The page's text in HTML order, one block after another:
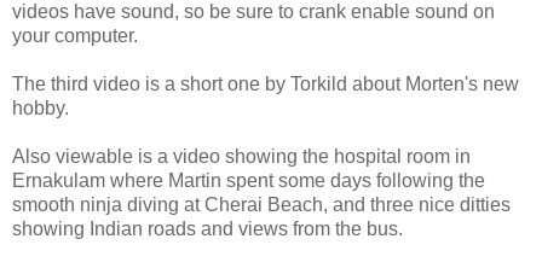
videos have sound, so be sure to crank enable sound on
your computer.
The third video is a short one by Torkild about Morten's new
hobby.
Also viewable is a video showing the hospital room in
Ernakulam where Martin spent some days following the
smooth ninja diving at Cherai Beach, and three nice ditties
showing Indian roads and views from the bus.